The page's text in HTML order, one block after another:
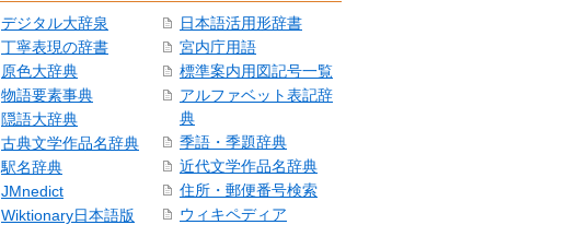
デジタル大辞泉
丁寧表現の辞書
原色大辞典
物語要素事典
隠語大辞典
古典文学作品名辞典
駅名辞典
JMnedict
Wiktionary日本語版
日本語活用形辞書
宮内庁用語
標準案内用図記号一覧
アルファベット表記辞
典
季語・季題辞典
近代文学作品名辞典
住所・郵便番号検索
ウィキペディア